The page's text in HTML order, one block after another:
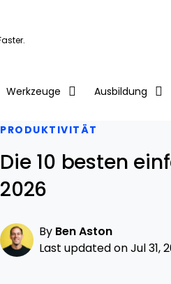
Werkzeuge Ausbildung
PRODUKTIVITÄT
Die 10 besten
2026
By Ben Aston
Last updated on Jul 31,